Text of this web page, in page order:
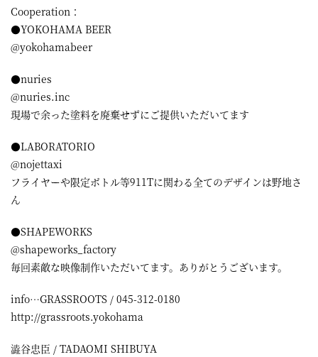
Cooperation：
●YOKOHAMA BEER
@yokohamabeer
●nuries
@nuries.inc
現場で余った塗料を廃棄せずにご提供いただいてます
●LABORATORIO
@nojettaxi
フライヤーや限定ボトル等911Tに関わる全てのデザインは野地さ
ん
●SHAPEWORKS
@shapeworks_factory
毎回素敵な映像制作いただいてます。ありがとうございます。
info…GRASSROOTS / 045-312-0180
http://grassroots.yokohama
澁谷忠臣 / TADAOMI SHIBUYA